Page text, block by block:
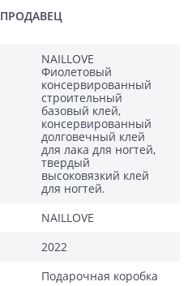
ПРОДАВЕЦ
NAILLOVE
Фиолетовый
консервированный
строительный
базовый клей,
консервированный
долговечный клей
для лака для ногтей,
твердый
высоковязкий клей
для ногтей.
NAILLOVE
2022
Подарочная коробка